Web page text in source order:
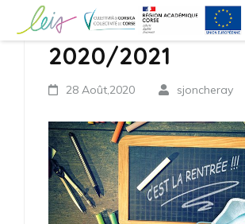
contenu
(Pressez
Collège Laetitia
Rentrée scolaire
2020/2021
28 Août,2020 sjoncheray